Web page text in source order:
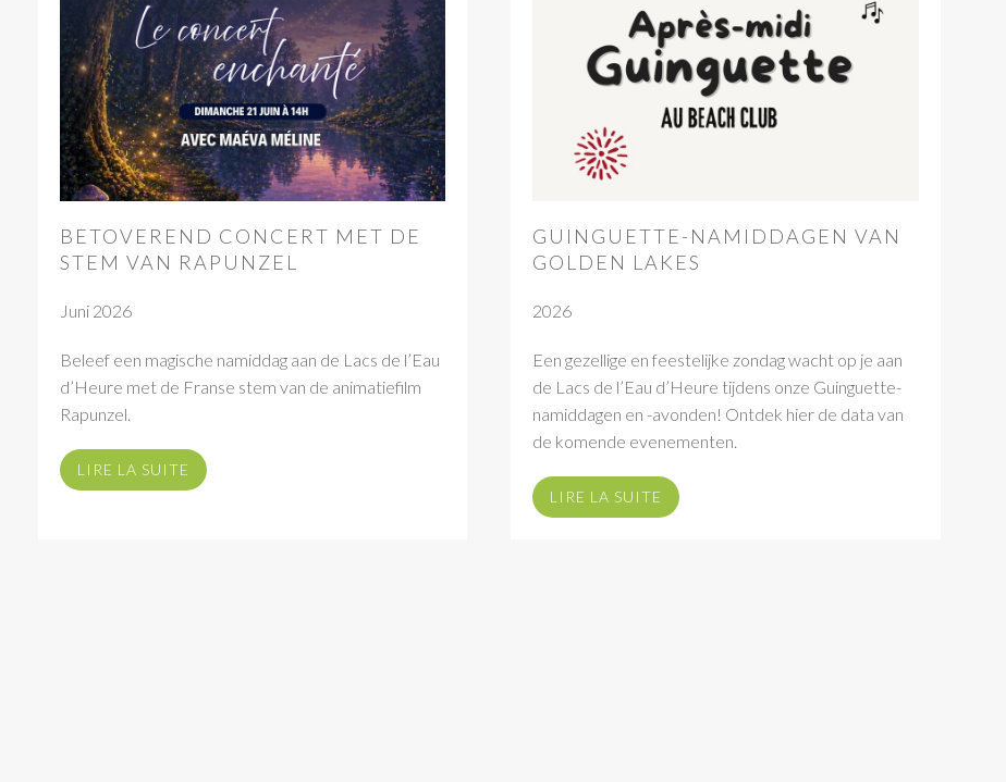
BETOVEREND CONCERT MET DE
STEM VAN RAPUNZEL
Juni 2026
Beleef een magische namiddag aan de Lacs de l’Eau
d’Heure met de Franse stem van de animatiefilm
Rapunzel.
LIRE LA SUITE
GUINGUETTE-NAMIDDAGEN VAN
GOLDEN LAKES
2026
Een gezellige en feestelijke zondag wacht op je aan
de Lacs de l’Eau d’Heure tijdens onze Guinguette-
namiddagen en -avonden! Ontdek hier de data van
de komende evenementen.
LIRE LA SUITE